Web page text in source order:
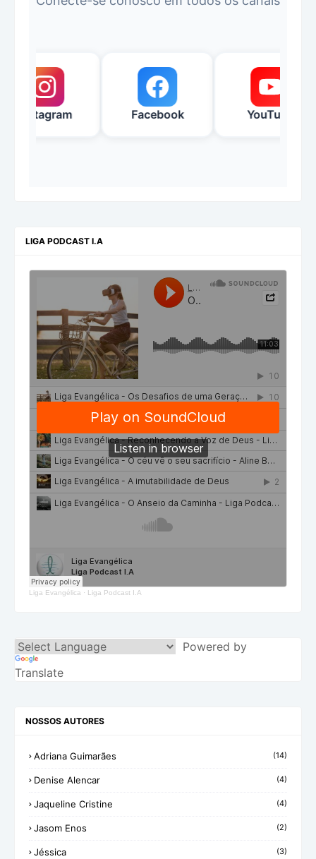
Instagram Facebook YouTube
LIGA PODCAST I.A
Liga Evangélica · Liga Podcast I.A
Powered by
Translate
NOSSOS AUTORES
Adriana Guimarães (14)
Denise Alencar (4)
Jaqueline Cristine (4)
Jasom Enos (2)
Jéssica (3)